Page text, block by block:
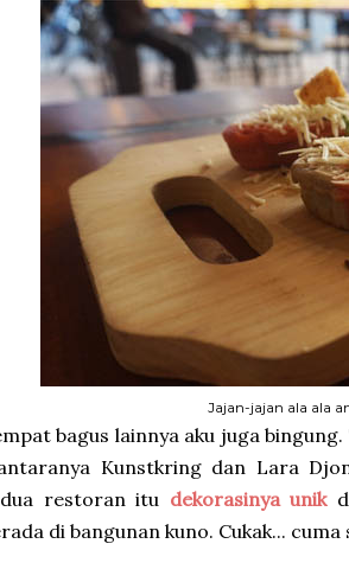
Jajan-jajan ala ala
bagus lainnya aku juga
Kunstkring dan Lara
restoran itu dekorasinya unik
di bangunan kuno. Cukak...